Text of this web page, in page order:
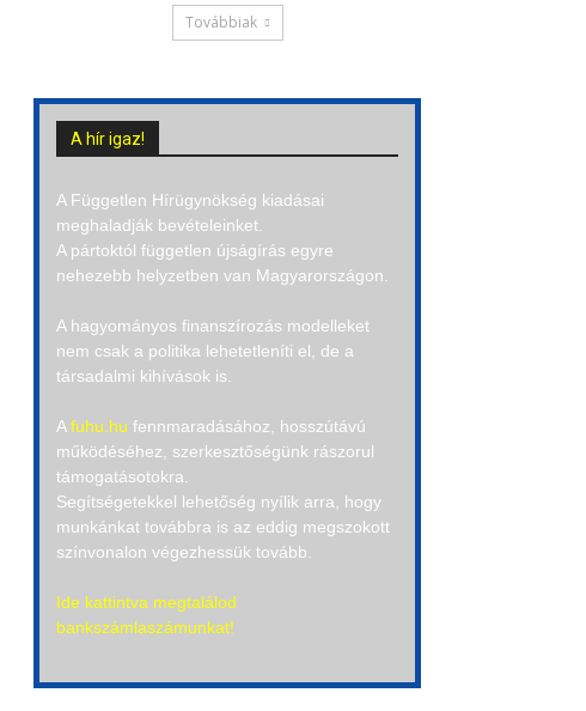
Továbbiak
A hír igaz!
A Független Hírügynökség kiadásai
meghaladják bevételeinket.
A pártoktól független újságírás egyre
nehezebb helyzetben van Magyarországon.
A hagyományos finanszírozás modelleket
nem csak a politika lehetetleníti el, de a
társadalmi kihívások is.
Afuhu.hu fennmaradásához, hosszútávú
működéséhez, szerkesztőségünk rászorul
támogatásotokra.
Segítségetekkel lehetőség nyílik arra, hogy
munkánkat továbbra is az eddig megszokott
színvonalon végezhessük tovább.
Ide kattintva megtalálod
bankszámlaszámunkat!